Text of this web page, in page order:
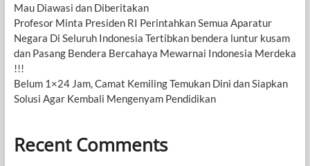
Mau Diawasi dan Diberitakan
Profesor Minta Presiden RI Perintahkan Semua Aparatur
Negara Di Seluruh Indonesia Tertibkan bendera luntur kusam
dan Pasang Bendera Bercahaya Mewarnai Indonesia Merdeka
!!!
Belum 1×24 Jam, Camat Kemiling Temukan Dini dan Siapkan
Solusi Agar Kembali Mengenyam Pendidikan
Recent Comments